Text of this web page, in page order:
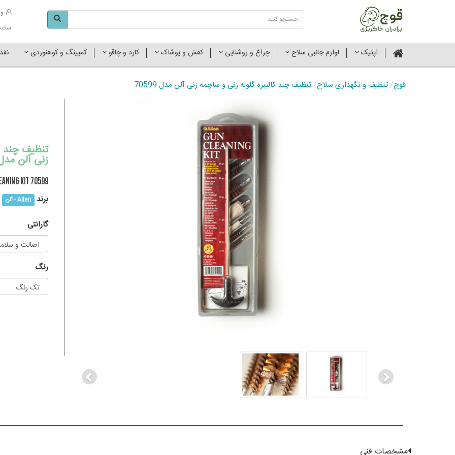
ساعت
اپتیک لوازم جانبی سلاح چراغ و روشنایی کفش و پوشاک کارد و چاقو کمپینگ و کوهنوردی
قوچ/ تنظیف و نگهداری سلاح/ تنظیف چند کالیبره گلوله زنی و ساچمه زنی آلن مدل 70599
تنظیف چند
زنی آلن مدل
KIT 70599
برند Allen - آلن
گارانتی
رنگ
مشخصات فنی